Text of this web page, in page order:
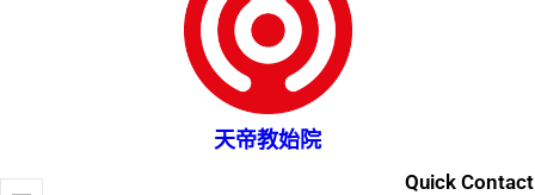
天帝教始院
Quick Contact